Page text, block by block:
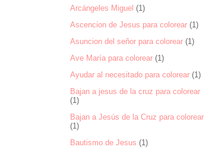
Arcángeles Miguel (1)
Ascencion de Jesus para colorear (1)
Asuncion del señor para colorear (1)
Ave María para colorear (1)
Ayudar al necesitado para colorear (1)
Bajan a jesus de la cruz para colorear
(1)
Bajan a Jesús de la Cruz para colorear
(1)
Bautismo de Jesus (1)